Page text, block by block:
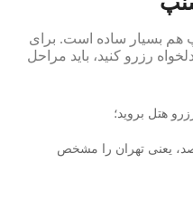
هم بسیار ساده است. برای
رزرو کنید، باید مراحل
هتل بروید؛
یعنی تهران را مشخص